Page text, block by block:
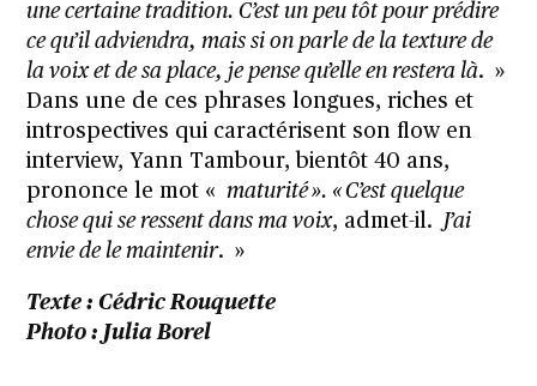
une certaine tradition. C’est un peu tôt pour prédire
ce qu’il adviendra, mais si on parle de la texture de
la voix et de sa place, je pense qu’elle en restera là. »
Dans une de ces phrases longues, riches et
introspectives qui caractérisent son flow en
interview, Yann Tambour, bientôt 40 ans,
prononce le mot «maturité ». « C’est quelque
chose qui se ressent dans ma voix, admet-il. J’ai
envie de le maintenir. »
Texte : Cédric Rouquette
Photo : Julia Borel